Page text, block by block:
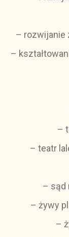
– rozwijanie
–
–
– teatr
– sąd
– żywy
–